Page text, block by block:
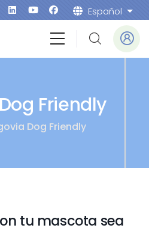
Español
Friendly
Dog Friendly
tu mascota sea